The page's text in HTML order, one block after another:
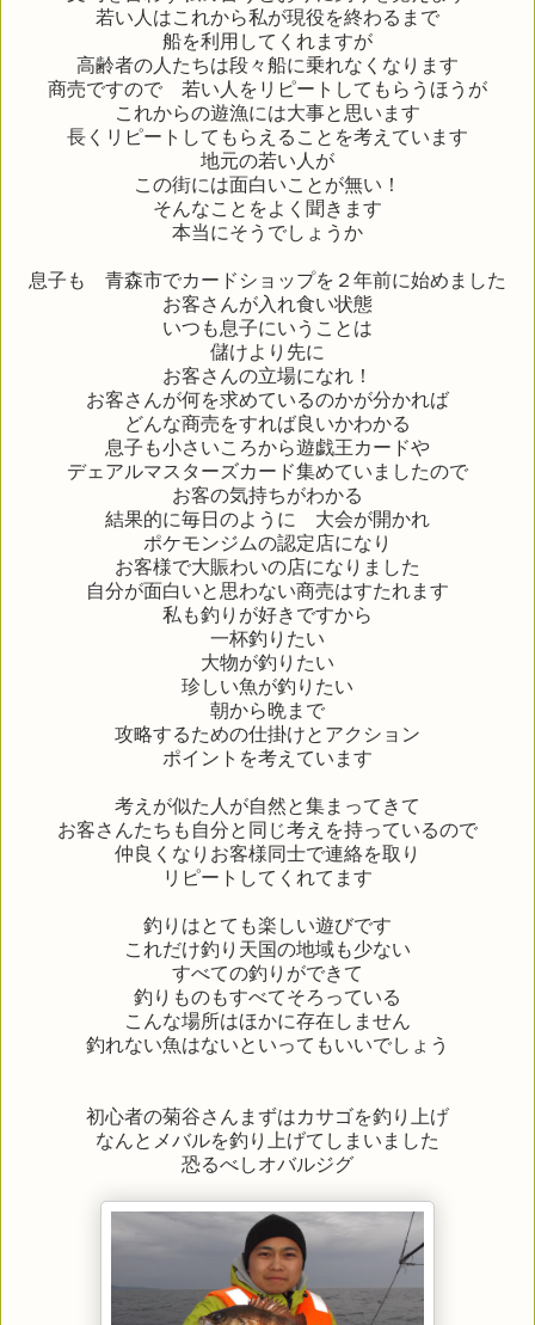
若い人はこれから私が現役を終わるまで
船を利用してくれますが
高齢者の人たちは段々船に乗れなくなります
商売ですので 若い人をリピートしてもらうほうが
これからの遊漁には大事と思います
長くリピートしてもらえることを考えています
地元の若い人が
この街には面白いことが無い！
そんなことをよく聞きます
本当にそうでしょうか
息子も 青森市でカードショップを２年前に始めました
お客さんが入れ食い状態
いつも息子にいうことは
儲けより先に
お客さんの立場になれ！
お客さんが何を求めているのかが分かれば
どんな商売をすれば良いかわかる
息子も小さいころから遊戯王カードや
デェアルマスターズカード集めていましたので
お客の気持ちがわかる
結果的に毎日のように 大会が開かれ
ポケモンジムの認定店になり
お客様で大賑わいの店になりました
自分が面白いと思わない商売はすたれます
私も釣りが好きですから
一杯釣りたい
大物が釣りたい
珍しい魚が釣りたい
朝から晩まで
攻略するための仕掛けとアクション
ポイントを考えています
考えが似た人が自然と集まってきて
お客さんたちも自分と同じ考えを持っているので
仲良くなりお客様同士で連絡を取り
リピートしてくれてます
釣りはとても楽しい遊びです
これだけ釣り天国の地域も少ない
すべての釣りができて
釣りものもすべてそろっている
こんな場所はほかに存在しません
釣れない魚はないといってもいいでしょう
初心者の菊谷さんまずはカサゴを釣り上げ
なんとメバルを釣り上げてしまいました
恐るべしオバルジグ